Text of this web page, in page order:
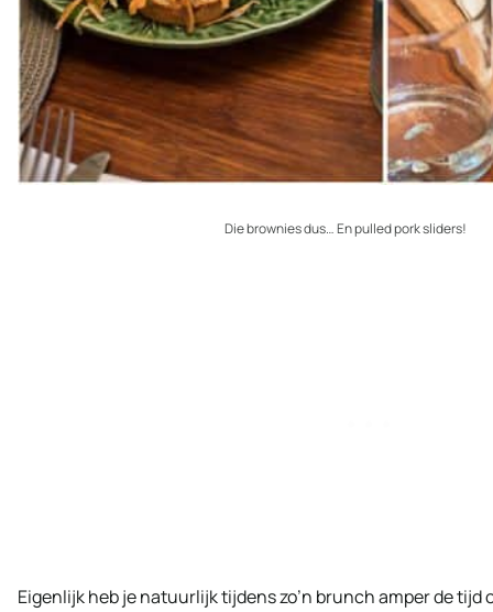
Die brownies dus… En pulled pork sliders!
Eigenlijk heb je natuurlijk tijdens zo’n brunch amper de tijd